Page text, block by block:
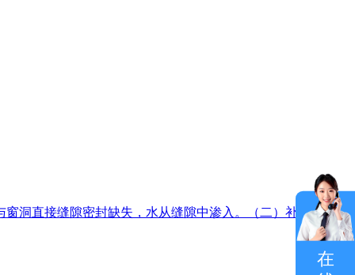
洞直接缝隙密封缺失，水从缝隙中渗入。（二）补漏维修措
在